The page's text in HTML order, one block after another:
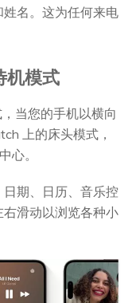
名。这为任何来电
机模式
当您的手机以横向
上的床头模式，
心。
期、日历、音乐控
滑动以浏览各种小